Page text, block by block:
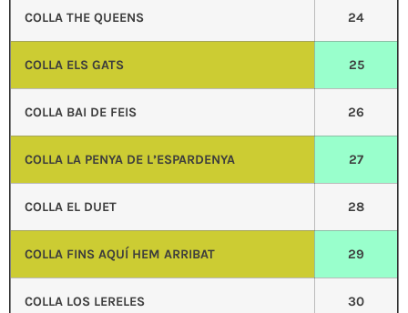
COLLA THE QUEENS 24
COLLA ELS GATS 25
COLLA BAI DE FEIS 26
COLLA LA PENYA DE L’ESPARDENYA 27
COLLA EL DUET 28
COLLA FINS AQUÍ HEM ARRIBAT 29
COLLA LOS LERELES 30